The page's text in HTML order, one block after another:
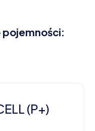
pojemności:
(P+)